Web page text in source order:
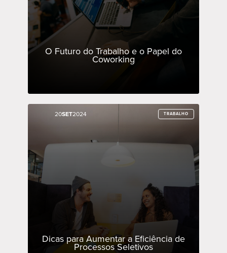
O Futuro do Trabalho e o Papel do
Coworking
20SET2024 TRABALHO
Dicas para Aumentar a Eficiência de
Processos Seletivos
20SET2024 TRABALHO